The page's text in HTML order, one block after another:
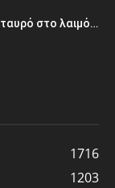
στο λαιμό…
1716
1203